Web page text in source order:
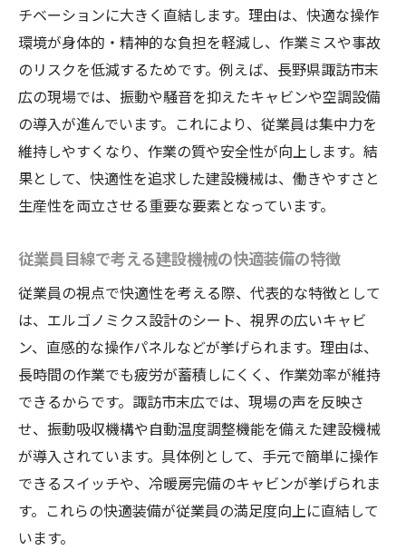
チベーションに大きく直結します。理由は、快適な操作
環境が身体的・精神的な負担を軽減し、作業ミスや事故
のリスクを低減するためです。例えば、長野県諏訪市末
広の現場では、振動や騒音を抑えたキャビンや空調設備
の導入が進んでいます。これにより、従業員は集中力を
維持しやすくなり、作業の質や安全性が向上します。結
果として、快適性を追求した建設機械は、働きやすさと
生産性を両立させる重要な要素となっています。
従業員目線で考える建設機械の快適装備の特徴
従業員の視点で快適性を考える際、代表的な特徴として
は、エルゴノミクス設計のシート、視界の広いキャビ
ン、直感的な操作パネルなどが挙げられます。理由は、
長時間の作業でも疲労が蓄積しにくく、作業効率が維持
できるからです。諏訪市末広では、現場の声を反映さ
せ、振動吸収機構や自動温度調整機能を備えた建設機械
が導入されています。具体例として、手元で簡単に操作
できるスイッチや、冷暖房完備のキャビンが挙げられま
す。これらの快適装備が従業員の満足度向上に直結して
います。